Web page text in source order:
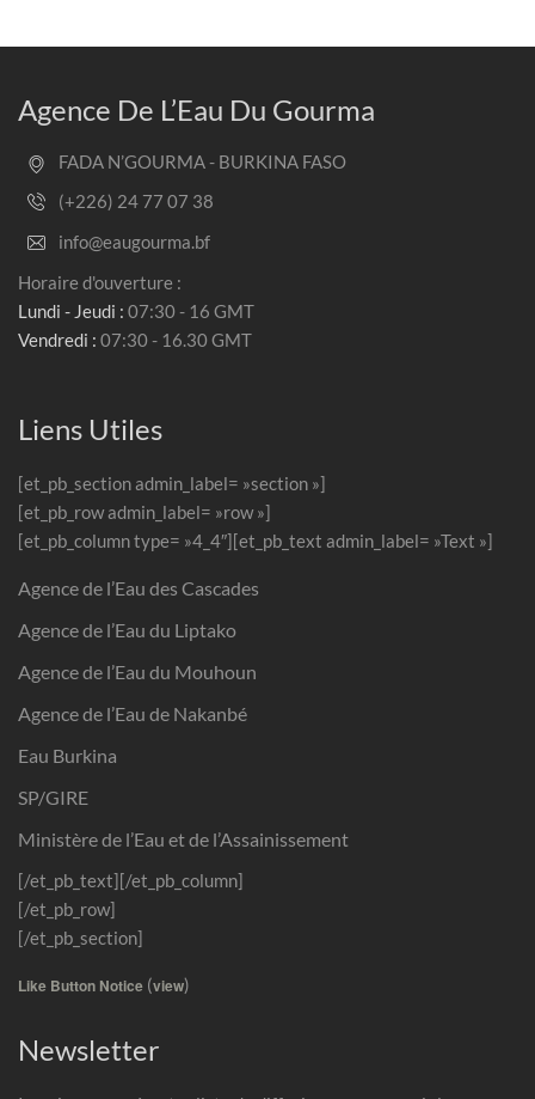
Agence De L’Eau Du Gourma
FADA N’GOURMA - BURKINA FASO
(+226) 24 77 07 38
info@eaugourma.bf
Horaire d'ouverture :
Lundi - Jeudi : 07:30 - 16 GMT
Vendredi : 07:30 - 16.30 GMT
Liens Utiles
[et_pb_section admin_label= »section »]
[et_pb_row admin_label= »row »]
[et_pb_column type= »4_4″][et_pb_text admin_label= »Text »]
Agence de l’Eau des Cascades
Agence de l’Eau du Liptako
Agence de l’Eau du Mouhoun
Agence de l’Eau de Nakanbé
Eau Burkina
SP/GIRE
Ministère de l’Eau et de l’Assainissement
[/et_pb_text][/et_pb_column]
[/et_pb_row]
[/et_pb_section]
Like Button Notice (view)
Newsletter